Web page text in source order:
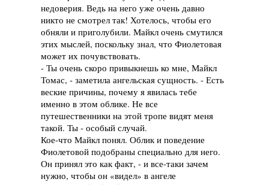
недоверия. Ведь на него уже очень давно
никто не смотрел так! Хотелось, чтобы его
обняли и приголубили. Майкл очень смутился
этих мыслей, поскольку знал, что Фиолетовая
может их почувствовать.
- Ты очень скоро привыкнешь ко мне, Майкл
Томас, - заметила ангельская сущность. - Есть
веские причины, почему я явилась тебе
именно в этом облике. Не все
путешественники на этой тропе видят меня
такой. Ты - особый случай.
Кое-что Майкл понял. Облик и поведение
Фиолетовой подобраны специально для него.
Он принял это как факт, - и все-таки зачем
нужно, чтобы он «видел» в ангеле